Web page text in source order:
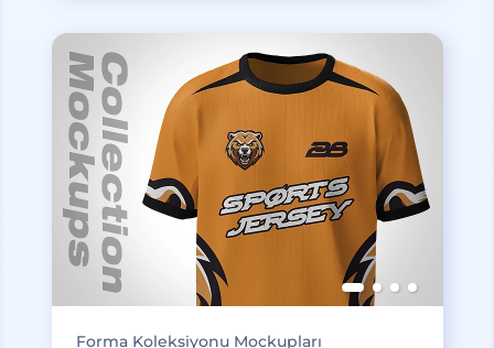
Forma Koleksiyonu Mockupları